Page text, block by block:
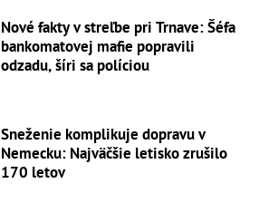
Nové fakty v streľbe pri Trnave: Šéfa
bankomatovej mafie popravili
odzadu, šíri sa políciou
Sneženie komplikuje dopravu v
Nemecku: Najväčšie letisko zrušilo
170 letov